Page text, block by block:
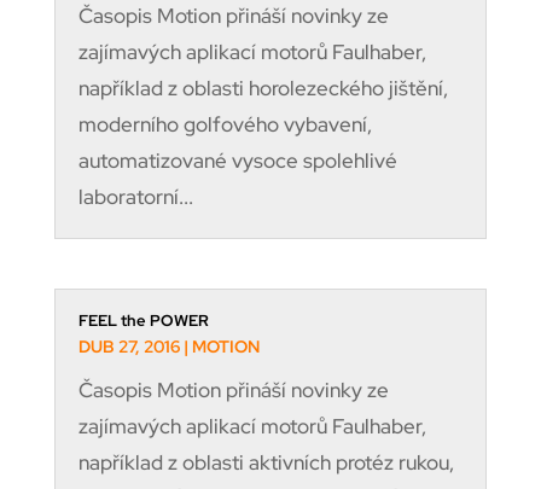
Časopis Motion přináší novinky ze
zajímavých aplikací motorů Faulhaber,
například z oblasti horolezeckého jištění,
moderního golfového vybavení,
automatizované vysoce spolehlivé
laboratorní...
FEEL the POWER
DUB 27, 2016| MOTION
Časopis Motion přináší novinky ze
zajímavých aplikací motorů Faulhaber,
například z oblasti aktivních protéz rukou,